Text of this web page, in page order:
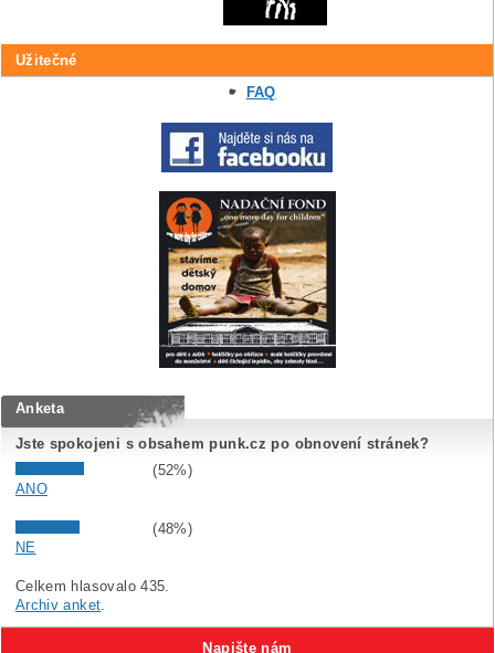
Užitečné
FAQ
Anketa
Jste spokojeni s obsahem punk.cz po obnovení stránek?
(52%)
ANO
(48%)
NE
Celkem hlasovalo 435.
Archiv anket
Napište nám